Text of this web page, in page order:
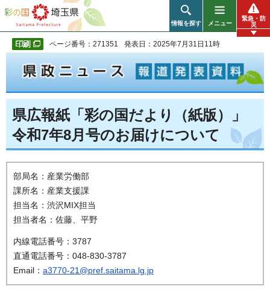
彩の国 埼玉県
情報を探す メニュー
緊急・防
災
ページ番号：271351 発表日：2025年7月31日11時
県広報紙「彩の国だより（紙版）」
令和7年8月号のお届けについて
部局名：産業労働部
課所名：産業支援課
担当名：渋沢MIX担当
担当者名：佐藤、平野
内線電話番号：3787
直通電話番号：048-830-3787
Email： a3770-21@pref.saitama.lg.jp